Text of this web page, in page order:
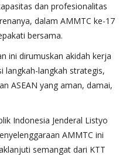
dan profesionalitas
dalam AMMTC ke-17
bersama.
ini dirumuskan akidah kerja
langkah-langkah strategis,
ASEAN yang aman, damai,
Indonesia Jenderal Listyo
AMMTC ini
semangat dari KTT